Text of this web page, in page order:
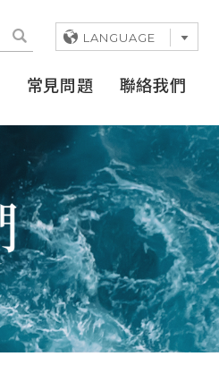
LANGUAGE
常見問題 聯絡我們